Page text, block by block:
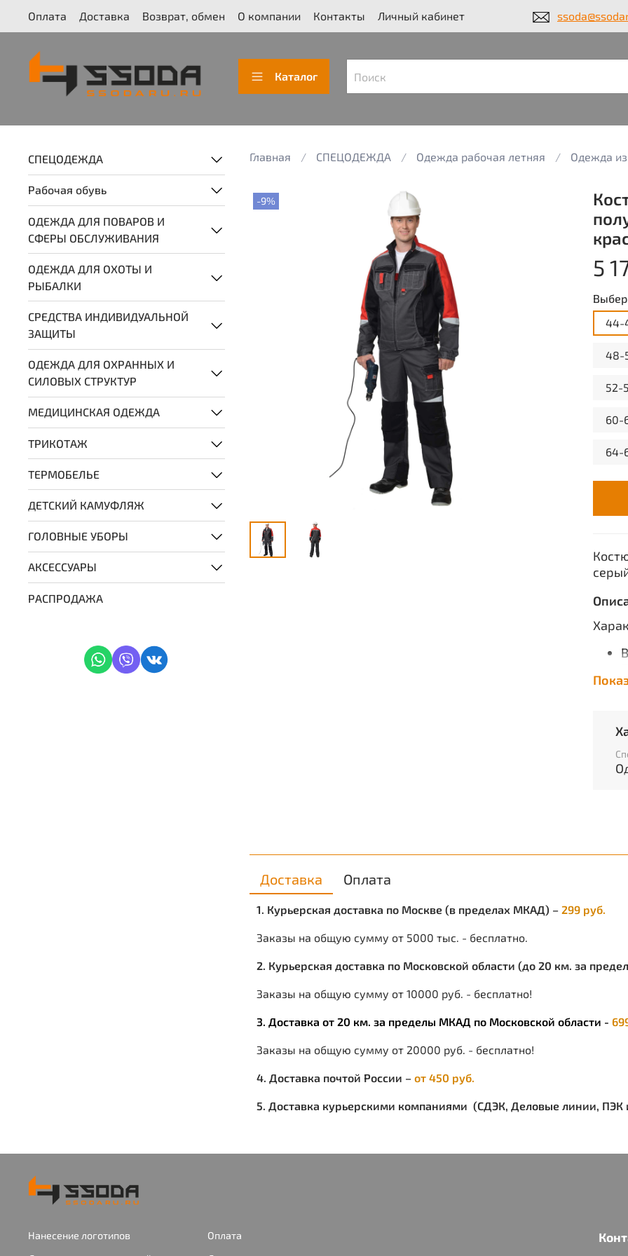
Оплата Доставка Возврат, обмен О компании Контакты Личный кабинет
Каталог
Главная СПЕЦОДЕЖДА Одежда рабочая летняя Одежда
-9%
5
44-
48-
52-
60-
64-
по
Доставка Оплата
1. Курьерская доставка по Москве (в пределах МКАД) – 299 руб.
Заказы на общую сумму от 5000 тыс. - бесплатно.
2. Курьерская доставка по Московской области (до 20 км. за
Заказы на общую сумму от 10000 руб. - бесплатно!
3. Доставка от 20 км. за пределы МКАД по Московской области -
Заказы на общую сумму от 20000 руб. - бесплатно!
4. Доставка почтой России – от 450 руб.
5. Доставка курьерскими компаниями (СДЭК, Деловые линии, ПЭК
СПЕЦОДЕЖДА
Рабочая обувь
ОДЕЖДА ДЛЯ ПОВАРОВ И
СФЕРЫ ОБСЛУЖИВАНИЯ
ОДЕЖДА ДЛЯ ОХОТЫ И
РЫБАЛКИ
СРЕДСТВА ИНДИВИДУАЛЬНОЙ
ЗАЩИТЫ
ОДЕЖДА ДЛЯ ОХРАННЫХ И
СИЛОВЫХ СТРУКТУР
МЕДИЦИНСКАЯ ОДЕЖДА
ТРИКОТАЖ
ТЕРМОБЕЛЬЕ
ДЕТСКИЙ КАМУФЛЯЖ
ГОЛОВНЫЕ УБОРЫ
АКСЕССУАРЫ
РАСПРОДАЖА
Нанесение логотипов
Оплата